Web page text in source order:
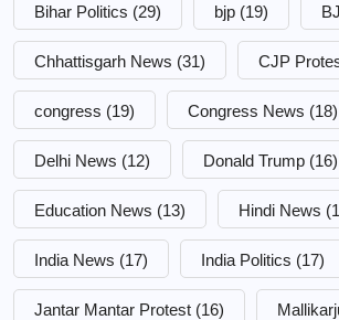
Bihar Politics (29) bjp (19)
Chhattisgarh News (31) CJP
congress (19) Congress News (18)
Delhi News (12) Donald Trump (16)
Education News (13) Hindi News
India News (17) India Politics (17)
Jantar Mantar Protest (16)